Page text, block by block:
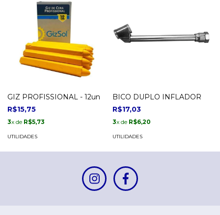
GIZ PROFISSIONAL - 12un
R$15,75
3x de R$5,73
UTILIDADES
BICO DUPLO INFLADOR
R$17,03
3x de R$6,20
UTILIDADES